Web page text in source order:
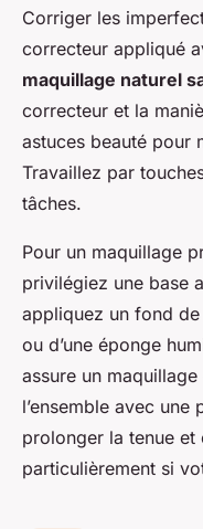
Corriger les
correcteur appliqué
maquillage naturel
correcteur et la
astuces beauté pour
Travaillez par
tâches.
Pour un maquillage
privilégiez une base
appliquez un fond de
ou d’une éponge
assure un
l’ensemble avec
prolonger la tenue
particulièrement si